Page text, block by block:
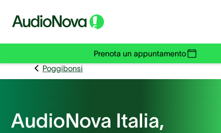
Prenota un appuntamento
Poggibonsi
AudioNova Italia,